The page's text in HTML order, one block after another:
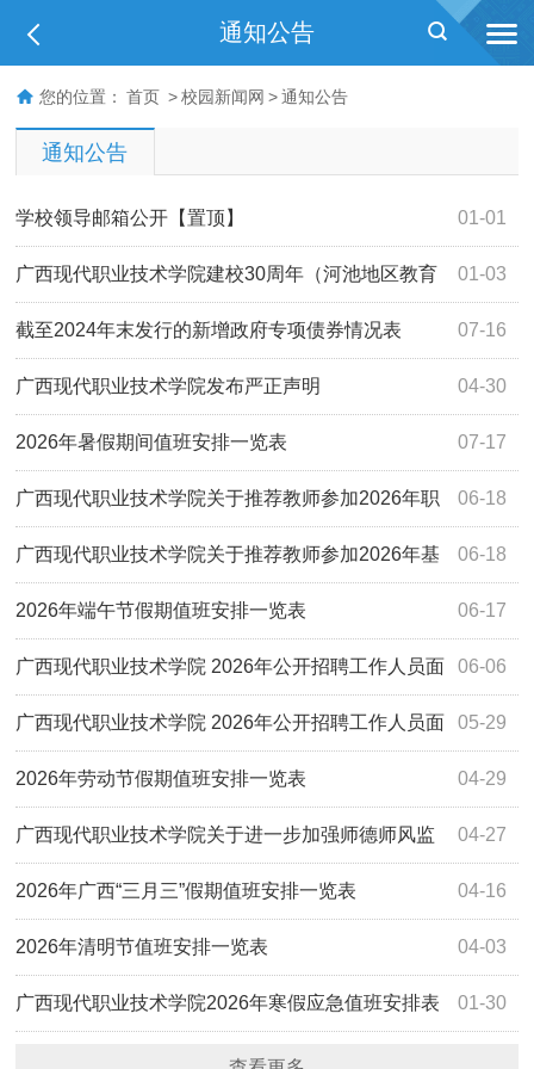
通知公告
您的位置： 首页 > 校园新闻网 > 通知公告
通知公告
01-01
学校领导邮箱公开【置顶】
01-03
广西现代职业技术学院建校30周年（河池地区教育
学院47周年、广西河池民族工业中等专业学校41周年、广西
广播电视大学河池地区民族分校41周年）校庆公告（第一
号）
07-16
截至2024年末发行的新增政府专项债券情况表
04-30
广西现代职业技术学院发布严正声明
07-17
2026年暑假期间值班安排一览表
06-18
广西现代职业技术学院关于推荐教师参加2026年职
业教育国家教学成果奖评审公示 06-18
广西现代职业技术学院关于推荐教师参加2026年基
础教育国家教学成果奖评审公示 06-17
2026年端午节假期值班安排一览表
06-06
广西现代职业技术学院 2026年公开招聘工作人员面
试总成绩、排名公告 05-29
广西现代职业技术学院 2026年公开招聘工作人员面
试公告 04-29
2026年劳动节假期值班安排一览表
04-27
广西现代职业技术学院关于进一步加强师德师风监
督工作的公告 04-16
2026年广西“三月三”假期值班安排一览表
04-03
2026年清明节值班安排一览表
01-30
广西现代职业技术学院2026年寒假应急值班安排表